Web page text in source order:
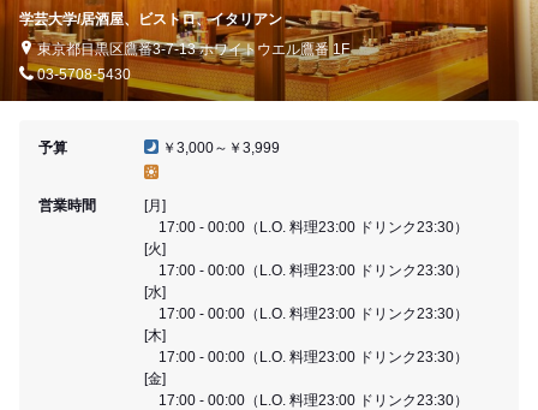
学芸大学/居酒屋、ビストロ、イタリアン
東京都目黒区鷹番3-7-13 ホワイトウエル鷹番 1F
03-5708-5430
予算 ￥3,000～￥3,999
営業時間
[月]
17:00 - 00:00（L.O. 料理23:00 ドリンク23:30）
[火]
17:00 - 00:00（L.O. 料理23:00 ドリンク23:30）
[水]
17:00 - 00:00（L.O. 料理23:00 ドリンク23:30）
[木]
17:00 - 00:00（L.O. 料理23:00 ドリンク23:30）
[金]
17:00 - 00:00（L.O. 料理23:00 ドリンク23:30）